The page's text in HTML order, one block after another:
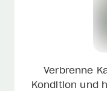
Verbrenne
Kondition und